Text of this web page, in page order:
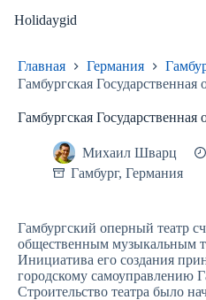
Holidaygid
Главная Германия
Гамбургская Государственная
Гамбургская Государственная
Михаил Шварц
Гамбург, Германия
Гамбургский оперный театр
общественным музыкальным
Инициатива его создания
городскому самоуправлению
Строительство театра было